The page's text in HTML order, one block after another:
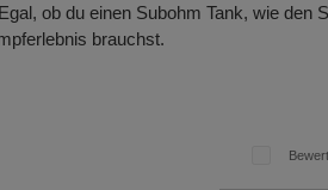
ob du einen Subohm Tank, wie
brauchst.